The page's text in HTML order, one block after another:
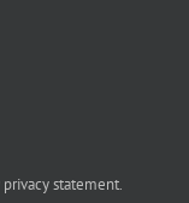
statement.